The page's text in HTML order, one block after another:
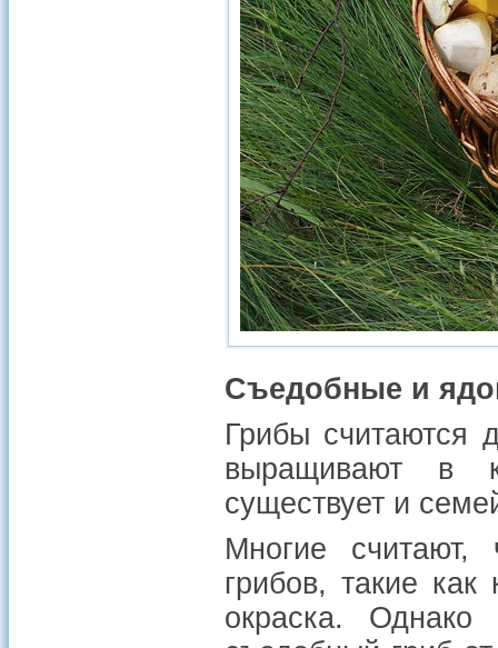
Съедобные и
Грибы считаются
выращивают в
существует и
Многие считают,
грибов, такие
окраска. Однако